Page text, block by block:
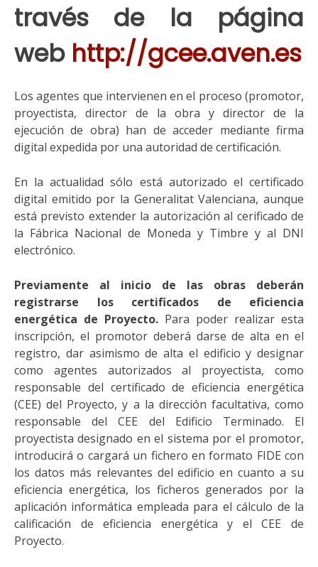
través de la página
web http://gcee.aven.es
Los agentes que intervienen en el proceso (promotor,
proyectista, director de la obra y director de la
ejecución de obra) han de acceder mediante firma
digital expedida por una autoridad de certificación.
En la actualidad sólo está autorizado el certificado
digital emitido por la Generalitat Valenciana, aunque
está previsto extender la autorización al cerificado de
la Fábrica Nacional de Moneda y Timbre y al DNI
electrónico.
Previamente al inicio de las obras deberán
registrarse los certificados de eficiencia
energética de Proyecto. Para poder realizar esta
inscripción, el promotor deberá darse de alta en el
registro, dar asimismo de alta el edificio y designar
como agentes autorizados al proyectista, como
responsable del certificado de eficiencia energética
(CEE) del Proyecto, y a la dirección facultativa, como
responsable del CEE del Edificio Terminado. El
proyectista designado en el sistema por el promotor,
introducirá o cargará un fichero en formato FIDE con
los datos más relevantes del edificio en cuanto a su
eficiencia energética, los ficheros generados por la
aplicación informática empleada para el cálculo de la
calificación de eficiencia energética y el CEE de
Proyecto.